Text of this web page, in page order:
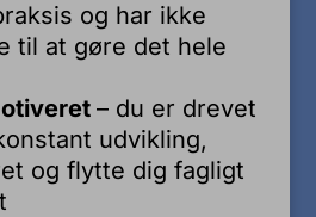
og har ikke
til at gøre det hele
– du er drevet
udvikling,
og flytte dig fagligt